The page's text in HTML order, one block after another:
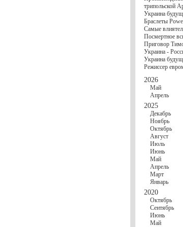
27 Ноября
Турции
17 Ноября
шестилетнего
16 Ноября
13 Ноября
10 Ноября
10 Ноября
особом статусе
03 Ноября
трипольской
Украина
Браслеты
Самые
Посмертное
Приговор
Украина -
Украина
Режиссер
2026
Май
Апрель
2025
Декабрь
Ноябрь
Октябрь
Август
Июль
Июнь
Май
Апрель
Март
Январь
2020
Октябрь
Сентябрь
Июнь
Май